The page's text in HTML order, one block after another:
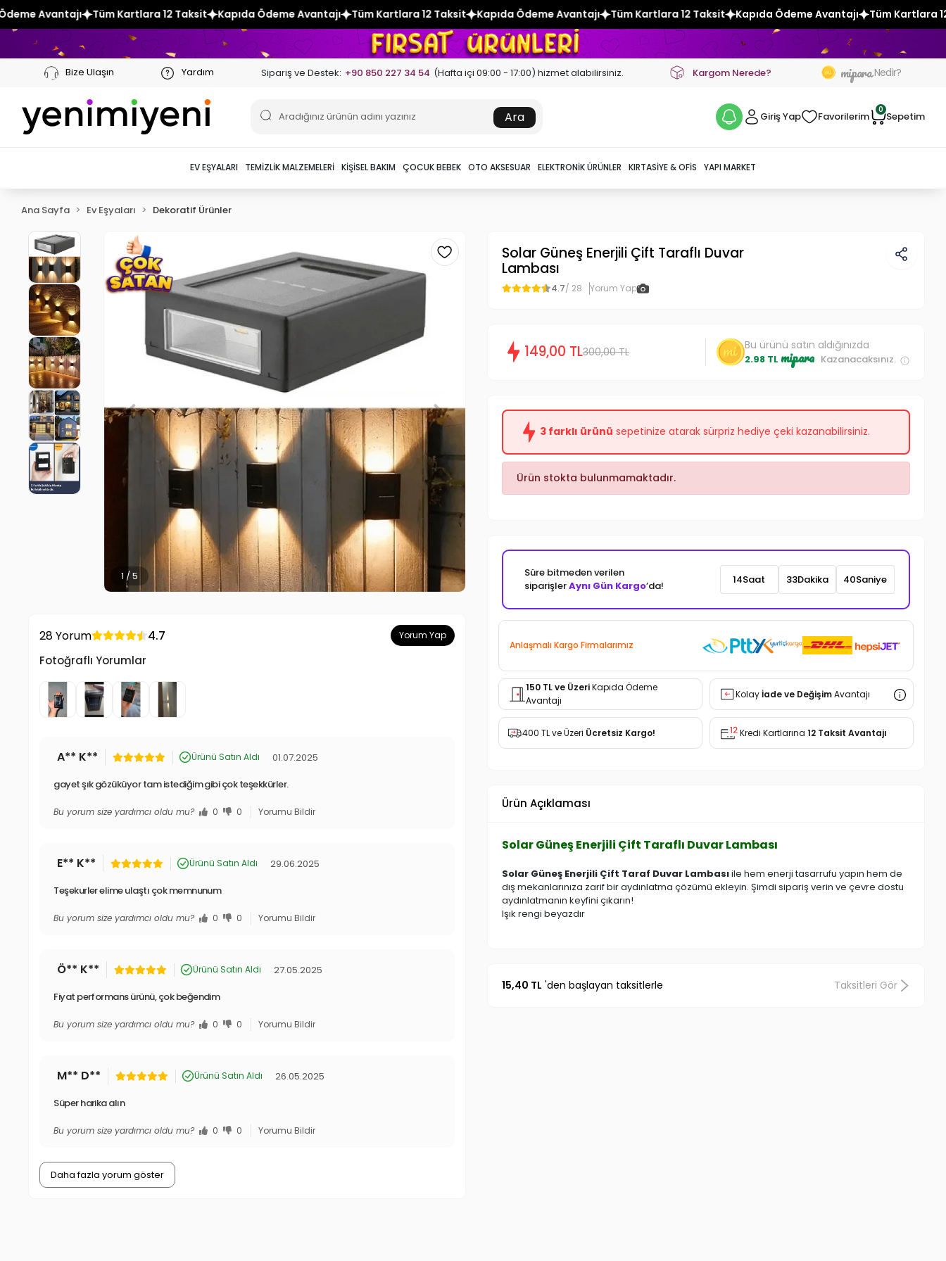
Kartlara 12 Taksit Kapıda Ödeme Avantajı Tüm Kartlara 12 Taksit Kapıda Ödeme Avantajı Tüm Kartlara 12 Taksit Kapıda Ödeme Avantajı Tüm Kartlara 12 Taksit Kapıda
Bize Ulaşın Yardım Sipariş ve Destek: +90 850 227 34 54 (Hafta içi 09:00 - 17:00) hizmet alabilirsiniz. Kargom Nerede? mipara Nedir?
Ara Giriş Yap Favorilerim
0
Sepetim
EV EŞYALARI TEMIZLIK MALZEMELERI KIŞISEL BAKIM ÇOCUK BEBEK OTO AKSESUAR ELEKTRONIK ÜRÜNLER KIRTASIYE & OFIS YAPI MARKET
Ana Sayfa Ev Eşyaları Dekoratif Ürünler
2 / 5
28 Yorum 4.7 Yorum Yap
Fotoğraflı Yorumlar
A** K** Ürünü Satın Aldı 01.07.2025
gayet şık gözüküyor tam istediğim gibi çok teşekkürler.
Bu yorum size yardımcı oldu mu? 0 0 Yorumu Bildir
E** K** Ürünü Satın Aldı 29.06.2025
Teşekurler elime ulaştı çok memnunum
Bu yorum size yardımcı oldu mu? 0 0 Yorumu Bildir
Ö** K** Ürünü Satın Aldı 27.05.2025
Fiyat performans ürünü, çok beğendim
Bu yorum size yardımcı oldu mu? 0 0 Yorumu Bildir
M** D** Ürünü Satın Aldı 26.05.2025
Süper harika alın
Bu yorum size yardımcı oldu mu? 0 0 Yorumu Bildir
Daha fazla yorum göster
Solar Güneş Enerjili Çift Taraflı Duvar
Lambası
4.7/ 28 Yorum Yap
149,00 TL300,00 TL Bu ürünü satın aldığınızda
2.98 TL mipara Kazanacaksınız.
3 farklı ürünü sepetinize atarak sürpriz hediye çeki kazanabilirsiniz.
Ürün stokta bulunmamaktadır.
Süre bitmeden verilen
siparişlerAynı Gün Kargo’da! 14Saat 33Dakika 38Saniye
Anlaşmalı Kargo Firmalarımız
150 TL ve ÜzeriKapıda Ödeme
Avantajı
Kolayİade ve DeğişimAvantajı
400 TL ve Üzeri Ücretsiz Kargo! Kredi Kartlarına 12 Taksit Avantajı
Ürün Açıklaması
Solar Güneş Enerjili Çift Taraflı Duvar Lambası
Solar Güneş Enerjili Çift Taraf Duvar Lambasıile hem enerji tasarrufu yapın hem de
dış mekanlarınıza zarif bir aydınlatma çözümü ekleyin. Şimdi sipariş verin ve çevre dostu
aydınlatmanın keyfini çıkarın!
Işık rengi beyazdır
15,40 TL 'den başlayan taksitlerle Taksitleri Gör